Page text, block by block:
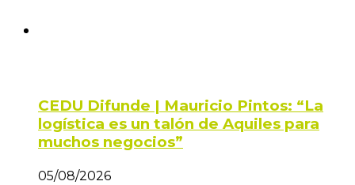
CEDU Difunde | Mauricio Pintos: “La
logística es un talón de Aquiles para
muchos negocios”
05/08/2026